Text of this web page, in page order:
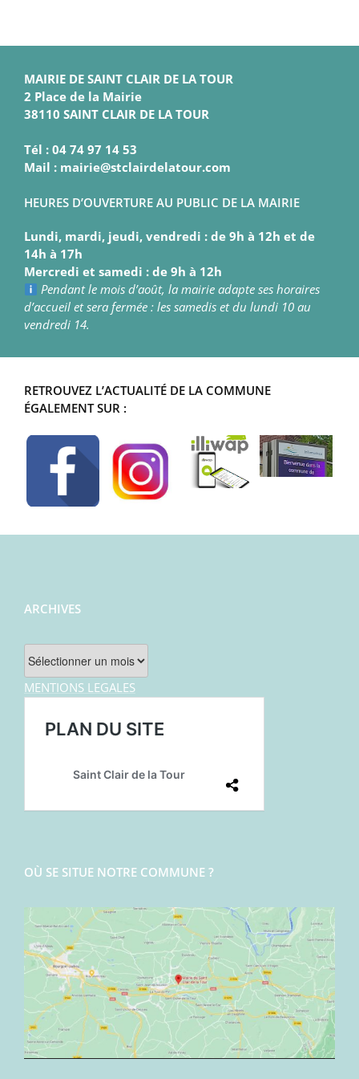
MAIRIE DE SAINT CLAIR DE LA TOUR
2 Place de la Mairie
38110 SAINT CLAIR DE LA TOUR
Tél : 04 74 97 14 53
Mail : mairie@stclairdelatour.com
HEURES D’OUVERTURE AU PUBLIC DE LA MAIRIE
Lundi, mardi, jeudi, vendredi : de 9h à 12h et de
14h à 17h
Mercredi et samedi : de 9h à 12h
Pendant le mois d’août, la mairie adapte ses horaires
d’accueil et sera fermée : les samedis et du lundi 10 au
vendredi 14.
RETROUVEZ L’ACTUALITÉ DE LA COMMUNE
ÉGALEMENT SUR :
ARCHIVES
Archives
MENTIONS LEGALES
OÙ SE SITUE NOTRE COMMUNE ?